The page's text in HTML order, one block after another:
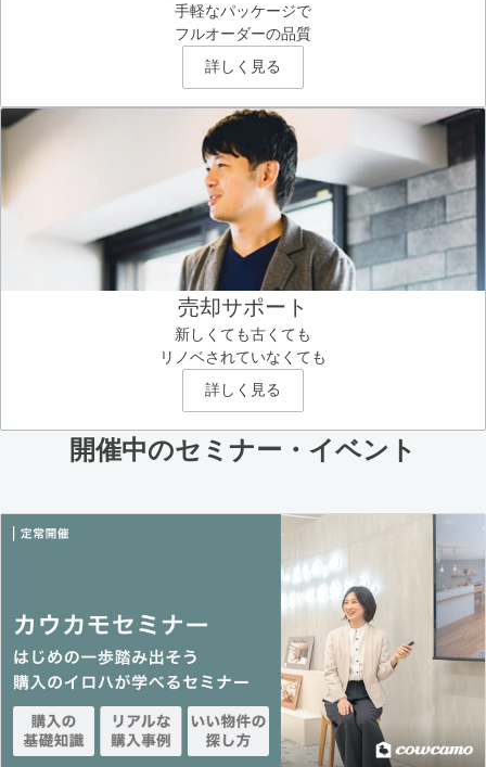
手軽なパッケージで
フルオーダーの品質
詳しく見る
売却サポート
新しくても古くても
リノベされていなくても
詳しく見る
開催中のセミナー・イベント